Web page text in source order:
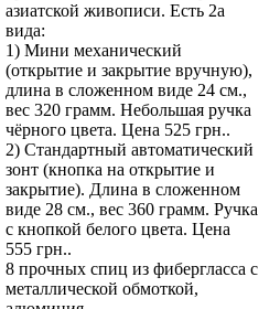
азиатской живописи. Есть 2а
вида:
1) Мини механический
(открытие и закрытие вручную),
длина в сложенном виде 24 см.,
вес 320 грамм. Небольшая ручка
чёрного цвета. Цена 525 грн..
2) Стандартный автоматический
зонт (кнопка на открытие и
закрытие). Длина в сложенном
виде 28 см., вес 360 грамм. Ручка
с кнопкой белого цвета. Цена
555 грн..
8 прочных спиц из фибергласса с
металлической обмоткой,